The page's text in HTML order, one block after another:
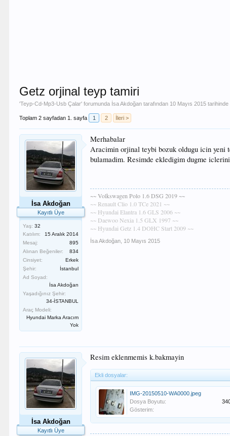
Getz orjinal teyp tamiri
'Teyp-Cd-Mp3-Usb Çalar' forumunda İsa Akdoğan tarafından 10 Mayıs 2015 tarihinde
Toplam 2 sayfadan 1. sayfa 1 2 İleri >
İsa Akdoğan
Kayıtlı Üye
Yaş: 32
Katılım:
15 Aralık 2014
Mesaj:
895
Alınan Beğeniler:
834
Cinsiyet:
Erkek
Şehir:
İstanbul
Ad Soyad:
İsa Akdoğan
Yaşadığınız Şehir:
34-İSTANBUL
Araç Modeli:
Hyundai Marka Aracım
Yok
Merhabalar
Aracimin orjinal teybi bozuk oldugu icin yeni
bulamadim. Resimde ekledigim dugme
~~ Volkswagen Polo 1.6 DSG 2019 ~~
~~ Renault Clio 1.0 TCe 2021 ~~
~~ Hyundai Elantra 1.6 GLS 2006 ~~
~~ Daewoo Nexia 1.5 GLX 1997 ~~
~~ Hyundai Getz 1.4 DOHC Start 2009 ~~
İsa Akdoğan 10 Mayıs 2015
İsa Akdoğan
Kayıtlı Üye
Resim eklenmemis k.bakmayin
Ekli dosyalar:
IMG-20150510-WA0000.jpeg
Dosya Boyutu:
Gösterim: